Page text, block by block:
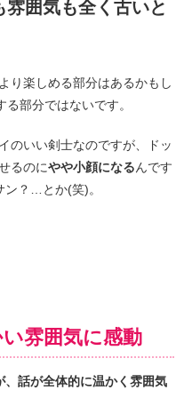
雰囲気も全く古いと
り楽しめる部分はあるかもし
部分ではないです。
のいい剣士なのですが、ドッ
るのにやや小顔になるんです
ン？…とか(笑)。
雰囲気に感動
話が全体的に温かく雰囲気